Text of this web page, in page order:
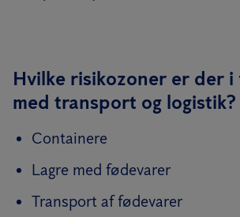
Hvilke risikozoner er der
med transport og logistik?
Containere
Lagre med fødevarer
Transport af fødevarer